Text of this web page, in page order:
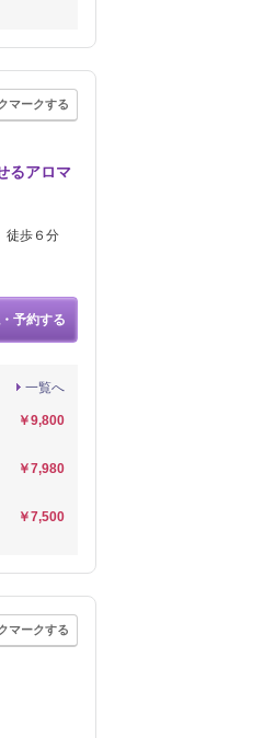
マークする
るアロマ
徒歩６分
予約する
一覧へ
￥9,800
￥7,980
￥7,500
マークする